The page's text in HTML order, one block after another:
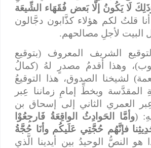
لَا يَكُونُ
إلَّا بَعض فُقَهَاء الشِّيعَة
قلتُ لكم هؤلاء كذَّابون دجَّالون
البيت لأجلِ مصالحهم.
الشريف المعروف (بتوقيع
وهذا أقدمُ مصدرٍ لهُ (كمالُ
لشيخنا الصدوق، هذا التوقيعُ
المقدَّسة وبخطِّ إمامِ زماننا عِبر
العمري الثاني إلى إسحاق بن
( وأمَّا الحَوادِثُ الواقِعَةُ فَارجِعُوْا
فإنَّهُم حُجَّتِي عَلَيكُم وأنَا حُجَّةُ
هو النصُّ الوحيدُ بين أيدينا الَّذي